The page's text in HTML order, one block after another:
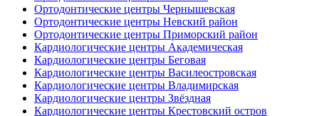
Ортодонтические центры Чернышевская
Ортодонтические центры Невский район
Ортодонтические центры Приморский район
Кардиологические центры Академическая
Кардиологические центры Беговая
Кардиологические центры Василеостровская
Кардиологические центры Владимирская
Кардиологические центры Звёздная
Кардиологические центры Крестовский остров